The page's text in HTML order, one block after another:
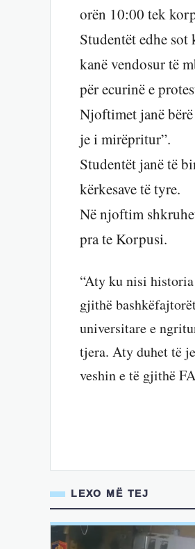
orën 10:00 tek
Studentët edhe
kanë vendosur të
për ecurinë e
Njoftimet janë
je i mirëpritur”.
Studentët janë të
kërkesave të tyre.
Në njoftim
pra te Korpusi.
“Aty ku nisi
gjithë
universitare e
tjera. Aty duhet të
veshin e të gjithë
LEXO MË TEJ